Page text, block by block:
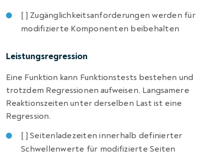
[ ] Zugänglichkeitsanforderungen werden für
modifizierte Komponenten beibehalten
Leistungsregression
Eine Funktion kann Funktionstests bestehen und
trotzdem Regressionen aufweisen. Langsamere
Reaktionszeiten unter derselben Last ist eine
Regression.
[ ] Seitenladezeiten innerhalb definierter
Schwellenwerte für modifizierte Seiten